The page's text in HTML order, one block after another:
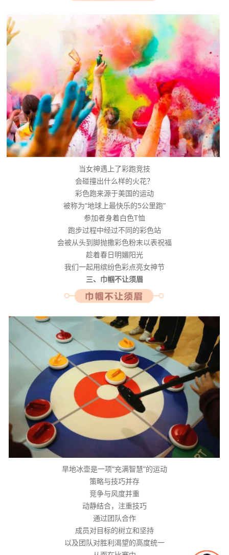
当女神遇上了彩跑竞技
会碰撞出什么样的火花？
彩色跑来源于美国的运动
被称为“地球上最快乐的5公里跑”
参加者身着白色T恤
跑步过程中经过不同的彩色站
会被从头到脚抛撒彩色粉末以表祝福
趁着春日明媚阳光
我们一起用缤纷色彩点亮女神节
三、巾帼不让须眉
旱地冰壶是一项“充满智慧”的运动
策略与技巧并存
竞争与风度并重
动静结合，注重技巧
通过团队合作
成员对目标的树立和坚持
以及团队对胜利渴望的高度统一